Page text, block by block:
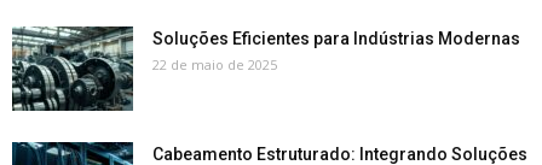
Soluções Eficientes para Indústrias Modernas
22 de maio de 2025
Cabeamento Estruturado: Integrando Soluções